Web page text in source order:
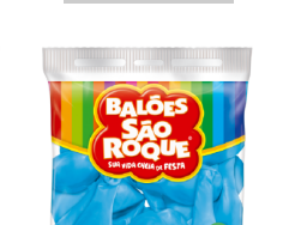
LISTA DE DESEJO
RIBERBALL
Balao Decoracao Notas
Musicais 10 Preto/Branco
Riberball - Pacote C/25